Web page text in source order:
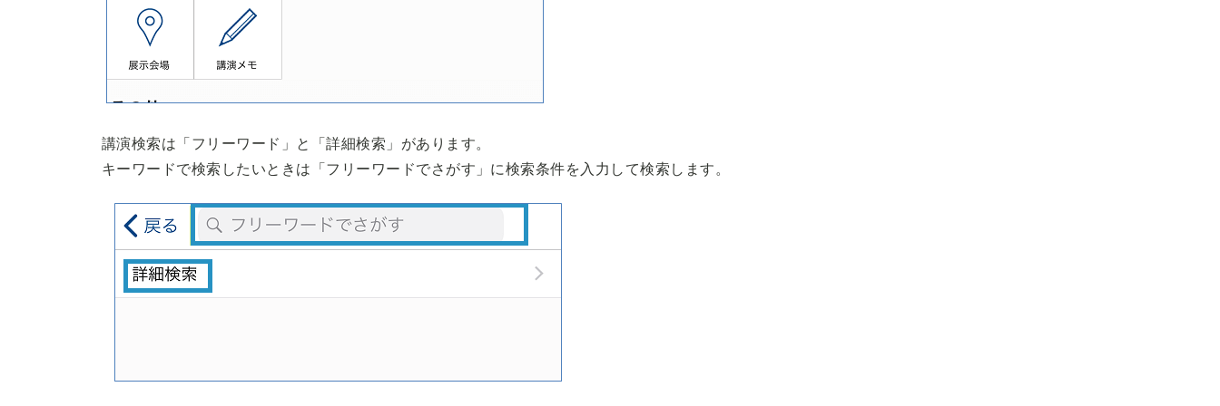
講演検索は「フリーワード」と「詳細検索」があります。
キーワードで検索したいときは「フリーワードでさがす」に検索条件を入力して検索します。